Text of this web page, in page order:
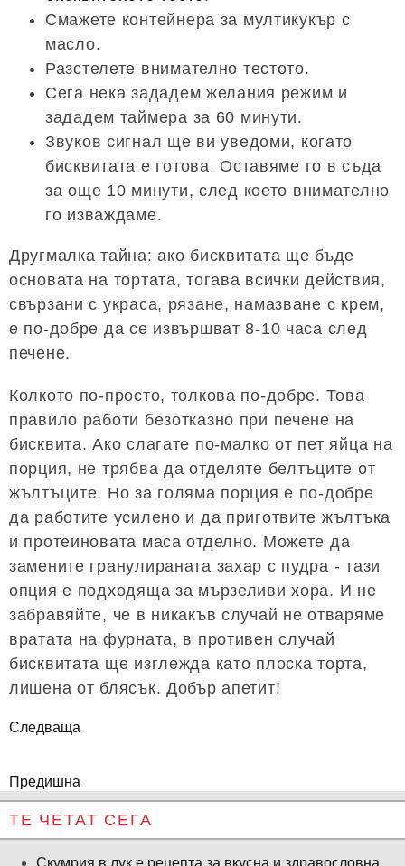
Смажете контейнера за мултикукър с
масло.
Разстелете внимателно тестото.
Сега нека зададем желания режим и
зададем таймера за 60 минути.
Звуков сигнал ще ви уведоми, когато
бисквитата е готова. Оставяме го в съда
за още 10 минути, след което внимателно
го изваждаме.
Другмалка тайна: ако бисквитата ще бъде
основата на тортата, тогава всички действия,
свързани с украса, рязане, намазване с крем,
е по-добре да се извършват 8-10 часа след
печене.
Колкото по-просто, толкова по-добре. Това
правило работи безотказно при печене на
бисквита. Ако слагате по-малко от пет яйца на
порция, не трябва да отделяте белтъците от
жълтъците. Но за голяма порция е по-добре
да работите усилено и да приготвите жълтъка
и протеиновата маса отделно. Можете да
замените гранулираната захар с пудра - тази
опция е подходяща за мързеливи хора. И не
забравяйте, че в никакъв случай не отваряме
вратата на фурната, в противен случай
бисквитата ще изглежда като плоска торта,
лишена от блясък. Добър апетит!
Следваща
Предишна
ТЕ ЧЕТАТ СЕГА
Скумрия в лук е рецепта за вкусна и здравословна